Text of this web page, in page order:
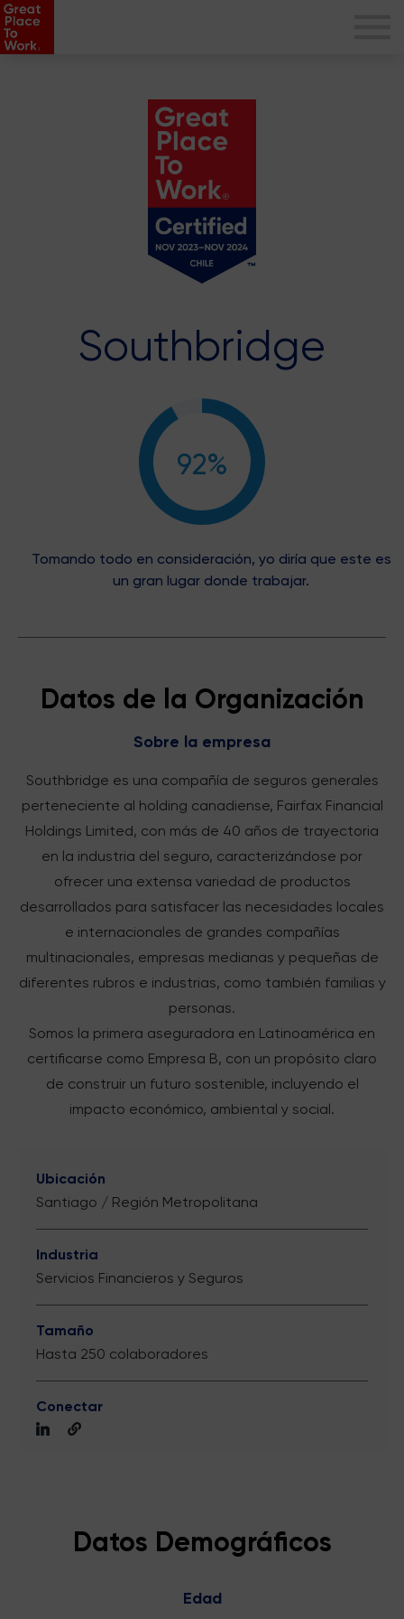
Southbridge
92%
Tomando todo en consideración, yo diría que este es
un gran lugar donde trabajar.
Datos de la Organización
Sobre la empresa
Southbridge es una compañía de seguros generales
perteneciente al holding canadiense, Fairfax Financial
Holdings Limited, con más de 40 años de trayectoria
en la industria del seguro, caracterizándose por
ofrecer una extensa variedad de productos
desarrollados para satisfacer las necesidades locales
e internacionales de grandes compañías
multinacionales, empresas medianas y pequeñas de
diferentes rubros e industrias, como también familias y
personas.
Somos la primera aseguradora en Latinoamérica en
certificarse como Empresa B, con un propósito claro
de construir un futuro sostenible, incluyendo el
impacto económico, ambiental y social.
Ubicación
Santiago / Región Metropolitana
Industria
Servicios Financieros y Seguros
Tamaño
Hasta 250 colaboradores
Conectar
Datos Demográficos
Edad